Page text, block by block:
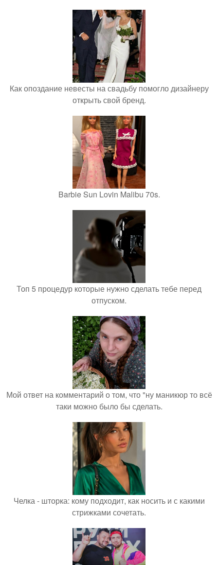
Как опоздание невесты на свадьбу помогло дизайнеру
открыть свой бренд.
Barbie Sun Lovin Malibu 70s.
Топ 5 процедур которые нужно сделать тебе перед
отпуском.
Мой ответ на комментарий о том, что "ну маникюр то всё
таки можно было бы сделать.
Челка - шторка: кому подходит, как носить и с какими
стрижками сочетать.